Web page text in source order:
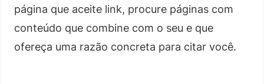
página que aceite link, procure páginas com
conteúdo que combine com o seu e que
ofereça uma razão concreta para citar você.